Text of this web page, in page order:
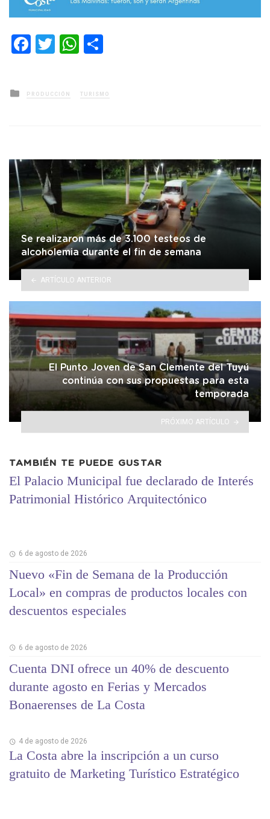
Facebook
TwitterWhatsApp
Posted
in
PRODUCCIÓN TURISMO
Se realizaron más de 3.100 testeos de
alcoholemia durante el fin de semana
ARTÍCULO ANTERIOR
El Punto Joven de San Clemente del Tuyú
continúa con sus propuestas para esta
temporada
PRÓXIMO ARTÍCULO
TAMBIÉN TE PUEDE GUSTAR
El Palacio Municipal fue declarado de Interés
Patrimonial Histórico Arquitectónico
6 de agosto de 2026
Nuevo «Fin de Semana de la Producción
Local» en compras de productos locales con
descuentos especiales
6 de agosto de 2026
Cuenta DNI ofrece un 40% de descuento
durante agosto en Ferias y Mercados
Bonaerenses de La Costa
4 de agosto de 2026
La Costa abre la inscripción a un curso
gratuito de Marketing Turístico Estratégico